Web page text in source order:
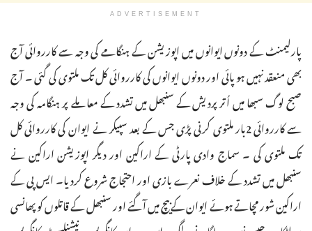
ADVERTISEMENT
پارلیمنٹ کے دونوں ایوانوں میں اپوزیشن کے ہنگامے کی وجہ سے کارروائی آج
بھی منعقد نہیں ہو پائی اور دونوں ایوانوں کی کارروائی کل تک ملتوی کی گئی ۔ آج
صبح لوگ سبھا میں اُتر پردیش کے سنبھل میں تشدد کے معاملے پر ہنگامہ کی وجہ
سے کارروائی 2بار ملتوی کرنی پڑی جس کے بعد سپیکر نے ایوان کی کارروائی کل
تک ملتوی کی ۔ سماج وادی پارٹی کے اراکین اور دیگر اپوزیشن اراکین نے
سنبھل میں تشدد کے خلاف نعرے بازی اور احتجاج شروع کردیا۔ ایس پی کے
اراکین شور مچاتے ہوئے ایوان کے بیچ میں آگئے اور سنبھل کے قاتلوں کو پھانسی